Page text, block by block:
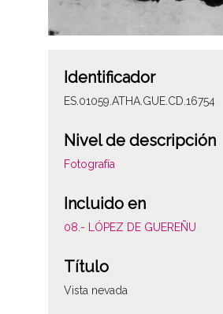
Identificador
ES.01059.ATHA.GUE.CD.16754
Nivel de descripción
Fotografía
Incluido en
08.- LÓPEZ DE GUEREÑU
Título
Vista nevada